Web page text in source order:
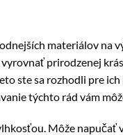
materiálov na
prirodzenej
ste sa rozhodli pre
týchto rád vám
Môže napučať